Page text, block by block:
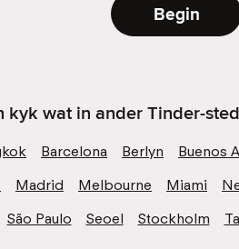
Begin
kyk wat in ander Tinder-
Barcelona Berlyn Buenos
Madrid Melbourne Miami
São Paulo Seoel Stockholm